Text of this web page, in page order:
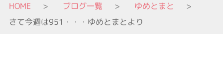
HOME ブログ一覧
ゆめとまと
さて今週は951・・・ゆめとまとより